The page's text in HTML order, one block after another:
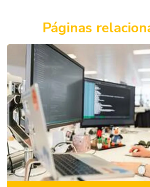
Consultoria de engenharia
Consultoria de engenharia para condomínios
Consultoria em projetos de engenharia
Elaboração de laudo técnico engenharia civil
Elaboração de plano de manutenção predial
Empresa de avaliação de imóveis
Empresa de laudo de engenharia
Empresa de laudo estrutural
Páginas